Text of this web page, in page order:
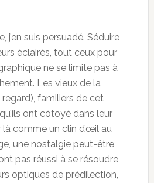
j’en suis persuadé. Séduire
éclairés, tout ceux pour
ne se limite pas à
Les vieux de la
familiers de cet
ont côtoyé dans leur
comme un clin d’œil au
une nostalgie peut-être
pas réussi à se résoudre
optiques de prédilection,